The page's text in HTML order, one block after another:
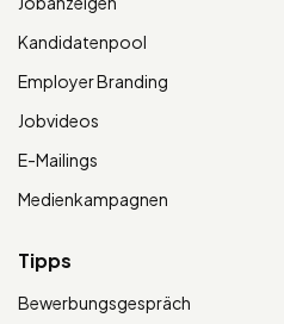
Kandidatenpool
Employer Branding
Jobvideos
E-Mailings
Medienkampagnen
Tipps
Bewerbungsgespräch